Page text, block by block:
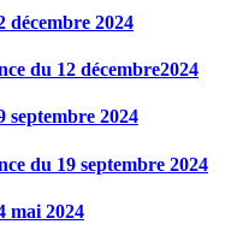
décembre 2024
du 12 décembre2024
septembre 2024
du 19 septembre 2024
mai 2024